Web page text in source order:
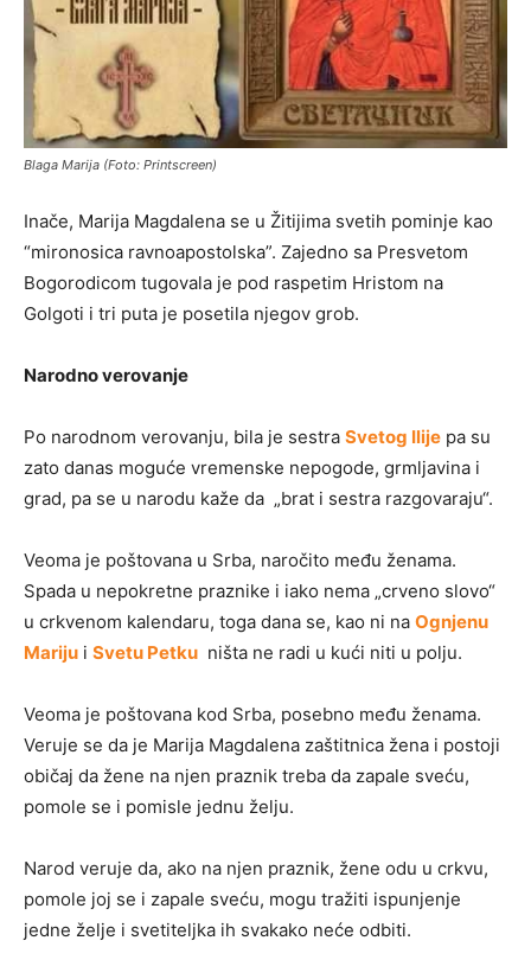
Blaga Marija (Foto: Printscreen)
Inače, Marija Magdalena se u Žitijima svetih pominje kao
“mironosica ravnoapostolska”. Zajedno sa Presvetom
Bogorodicom tugovala je pod raspetim Hristom na
Golgoti i tri puta je posetila njegov grob.
Narodno verovanje
Po narodnom verovanju, bila je sestra Svetog Ilije pa su
zato danas moguće vremenske nepogode, grmljavina i
grad, pa se u narodu kaže da „brat i sestra razgovaraju“.
Veoma je poštovana u Srba, naročito među ženama.
Spada u nepokretne praznike i iako nema „crveno slovo“
u crkvenom kalendaru, toga dana se, kao ni na Ognjenu
Mariju i Svetu Petku ništa ne radi u kući niti u polju.
Veoma je poštovana kod Srba, posebno među ženama.
Veruje se da je Marija Magdalena zaštitnica žena i postoji
običaj da žene na njen praznik treba da zapale sveću,
pomole se i pomisle jednu želju.
Narod veruje da, ako na njen praznik, žene odu u crkvu,
pomole joj se i zapale sveću, mogu tražiti ispunjenje
jedne želje i svetiteljka ih svakako neće odbiti.